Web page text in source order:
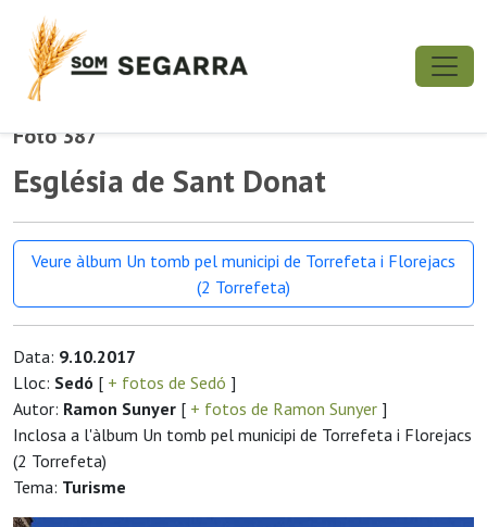
Foto 387
Església de Sant Donat
Veure àlbum Un tomb pel municipi de Torrefeta i Florejacs
(2 Torrefeta)
Data: 9.10.2017
Lloc: Sedó [ + fotos de Sedó ]
Autor: Ramon Sunyer [ + fotos de Ramon Sunyer ]
Inclosa a l'àlbum Un tomb pel municipi de Torrefeta i Florejacs
(2 Torrefeta)
Tema: Turisme